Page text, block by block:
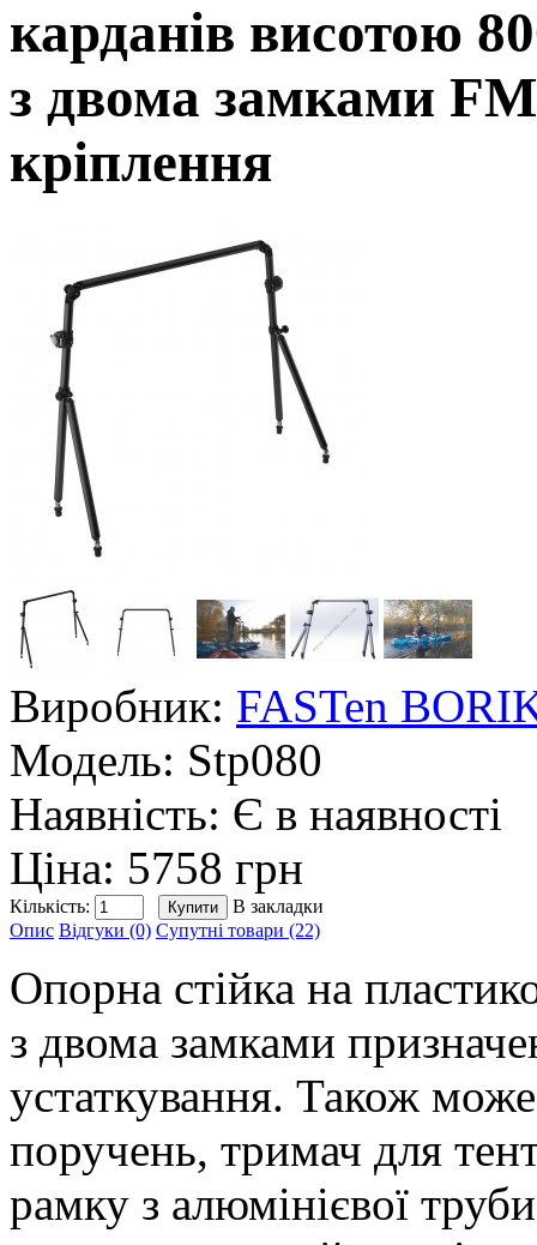
карданів висотою
з двома замками
кріплення
Виробник: FASTen
Модель: Stp080
Наявність: Є в наявності
Ціна: 5758 грн
Кількість:
В закладки
Опис Відгуки (0) Супутні товари (22)
Опорна стійка на
з двома замками
устаткування. Також
поручень, тримач для
рамку з алюмінієвої